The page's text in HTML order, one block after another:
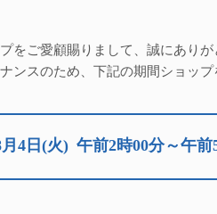
をご愛顧賜りまして、誠にありが
ンスのため、下記の期間ショップ
4日(火)午前2時00分～午前